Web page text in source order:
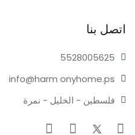
اتصل بنا
05625
55280
info@harm onyhome.ps
فلسطين - الخليل - نمرة